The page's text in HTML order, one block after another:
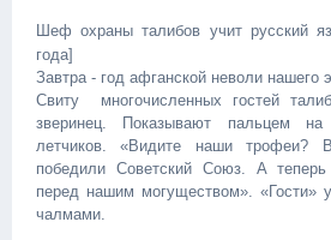
Шеф охраны талибов учит русский
года]
Завтра - год афганской неволи нашего
Свиту многочисленных гостей
зверинец. Показывают пальцем на
летчиков. «Видите наши
победили Советский Союз. А
перед нашим могуществом». «Гости»
чалмами.